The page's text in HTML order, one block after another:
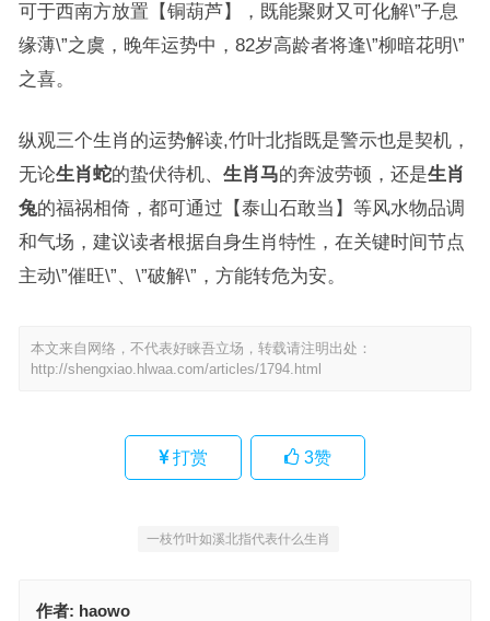
可于西南方放置【铜葫芦】，既能聚财又可化解\”子息
缘薄\”之虞，晚年运势中，82岁高龄者将逢\”柳暗花明\”
之喜。
纵观三个生肖的运势解读,竹叶北指既是警示也是契机，
无论生肖蛇的蛰伏待机、 生肖马的奔波劳顿，还是生肖
兔的福祸相倚，都可通过【泰山石敢当】等风水物品调
和气场，建议读者根据自身生肖特性，在关键时间节点
主动\”催旺\”、\”破解\”，方能转危为安。
本文来自网络，不代表好睐吾立场，转载请注明出处：
http://shengxiao.hlwaa.com/articles/1794.html
打赏 3赞
一枝竹叶如溪北指代表什么生肖
作者: haowo